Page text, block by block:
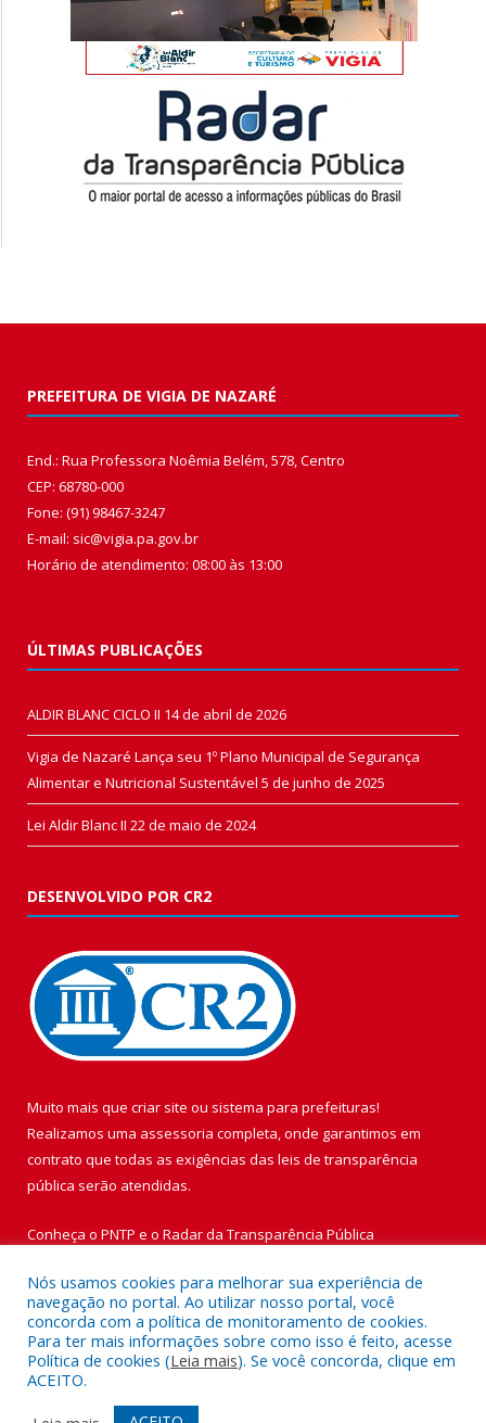
PREFEITURA DE VIGIA DE NAZARÉ
End.: Rua Professora Noêmia Belém, 578, Centro
CEP: 68780-000
Fone: (91) 98467-3247
E-mail: sic@vigia.pa.gov.br
Horário de atendimento: 08:00 às 13:00
ÚLTIMAS PUBLICAÇÕES
ALDIR BLANC CICLO II 14 de abril de 2026
Vigia de Nazaré Lança seu 1º Plano Municipal de Segurança
Alimentar e Nutricional Sustentável 5 de junho de 2025
Lei Aldir Blanc II 22 de maio de 2024
DESENVOLVIDO POR CR2
Muito mais que criar site ou sistema para prefeituras!
Realizamos uma assessoria completa, onde garantimos em
contrato que todas as exigências das leis de transparência
pública serão atendidas.
Conheça o PNTP e o Radar da Transparência Pública
Todos os direitos reservados a Prefeitura Municipal de Vigia de
Nazaré.
Nós usamos cookies para melhorar sua experiência de
navegação no portal. Ao utilizar nosso portal, você
concorda com a política de monitoramento de cookies.
Para ter mais informações sobre como isso é feito, acesse
Política de cookies (Leia mais). Se você concorda, clique em
ACEITO.